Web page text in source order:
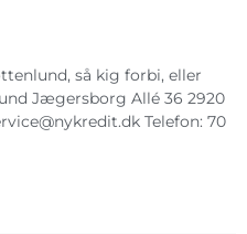
så kig forbi, eller
Jægersborg Allé 36 2920
Telefon: 70